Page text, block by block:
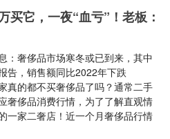
买它，一夜“血亏”！老板：
：奢侈品市场寒冬或已到来，其中
告，销售额同比2022年下跌
真的都不买奢侈品了吗？通常二手
奢侈品消费行情，为了了解直观情
一家二奢店！近一个月奢侈品行情